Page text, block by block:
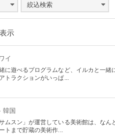
絞込検索
示
イ
に遊べるプログラムなど、イルカと一緒
トラクションがいっぱ...
韓国
ムスン」が運営している美術館は、なん
トまで貯蔵の美術作...